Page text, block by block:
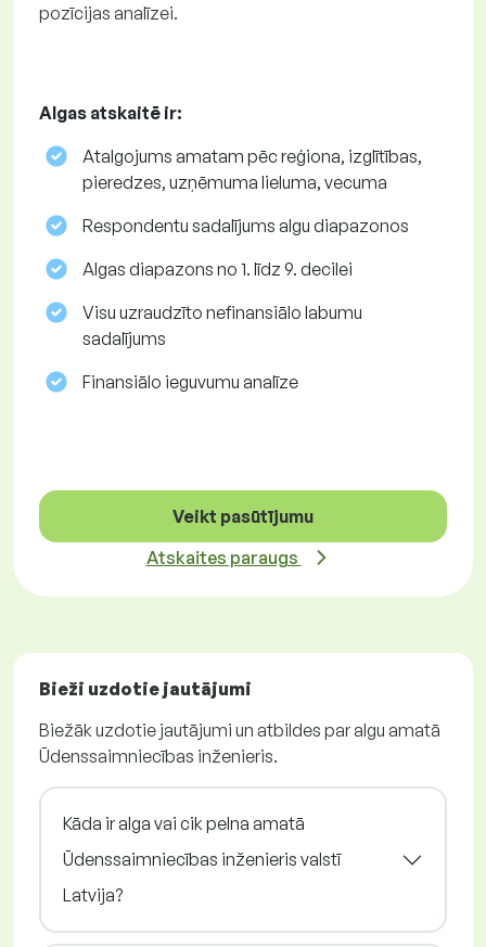
pozīcijas analīzei.
Algas atskaitē ir:
Atalgojums amatam pēc reģiona, izglītības,
pieredzes, uzņēmuma lieluma, vecuma
Respondentu sadalījums algu diapazonos
Algas diapazons no 1. līdz 9. decilei
Visu uzraudzīto nefinansiālo labumu
sadalījums
Finansiālo ieguvumu analīze
Veikt pasūtījumu
Atskaites paraugs
Bieži uzdotie jautājumi
Biežāk uzdotie jautājumi un atbildes par algu amatā
Ūdenssaimniecības inženieris.
Kāda ir alga vai cik pelna amatā
Ūdenssaimniecības inženieris valstī
Latvija?